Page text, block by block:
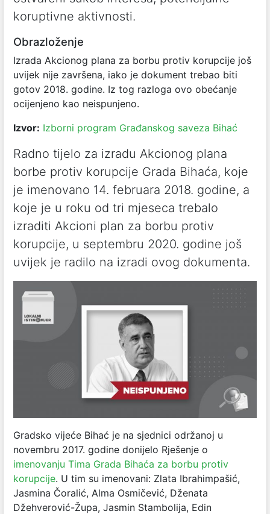
koruptivne aktivnosti.
Obrazloženje
Izrada Akcionog plana za borbu protiv korupcije još
uvijek nije završena, iako je dokument trebao biti
gotov 2018. godine. Iz tog razloga ovo obećanje
ocijenjeno kao neispunjeno.
Izvor: Izborni program Građanskog saveza Bihać
Radno tijelo za izradu Akcionog plana
borbe protiv korupcije Grada Bihaća, koje
je imenovano 14. februara 2018. godine, a
koje je u roku od tri mjeseca trebalo
izraditi Akcioni plan za borbu protiv
korupcije, u septembru 2020. godine još
uvijek je radilo na izradi ovog dokumenta.
Gradsko vijeće Bihać je na sjednici održanoj u
novembru 2017. godine donijelo Rješenje o
imenovanju Tima Grada Bihaća za borbu protiv
korupcije. U tim su imenovani: Zlata Ibrahimpašić,
Jasmina Čoralić, Alma Osmičević, Dženata
Džehverović-Župa, Jasmin Stambolija, Edin